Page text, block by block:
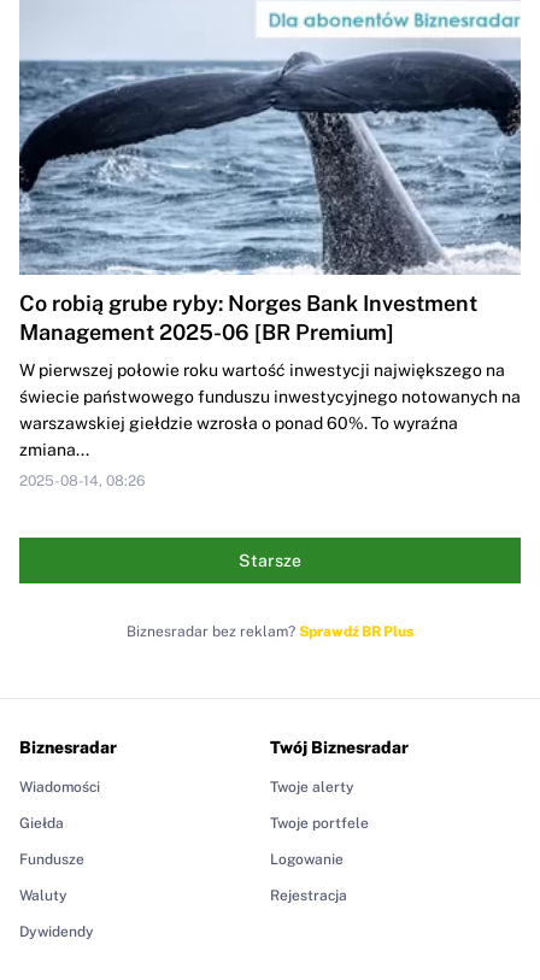
Co robią grube ryby: Norges Bank Investment
Management 2025-06 [BR Premium]
W pierwszej połowie roku wartość inwestycji największego na
świecie państwowego funduszu inwestycyjnego notowanych na
warszawskiej giełdzie wzrosła o ponad 60%. To wyraźna
zmiana...
2025-08-14, 08:26
Starsze
Biznesradar bez reklam? Sprawdź BR Plus
Biznesradar
Wiadomości
Giełda
Fundusze
Waluty
Dywidendy
Twój Biznesradar
Twoje alerty
Twoje portfele
Logowanie
Rejestracja